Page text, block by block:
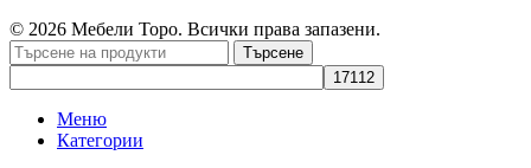
© 2026 Мебели Торо. Всички права запазени.
Търсене
Меню
Категории